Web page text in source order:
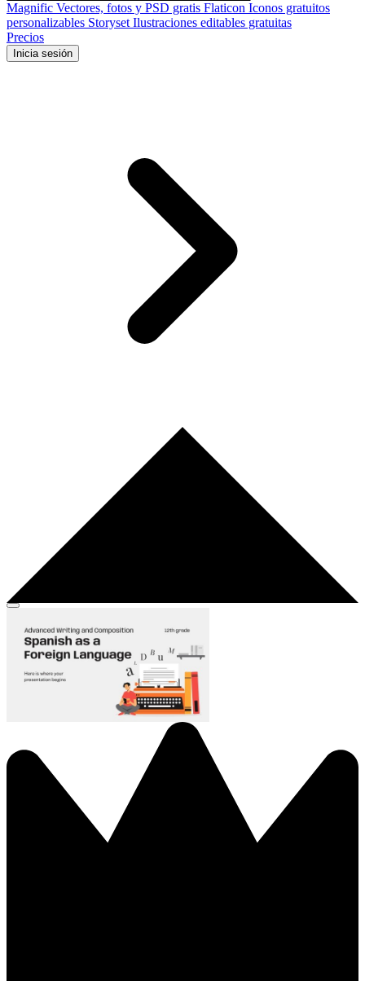
Magnific Vectores, fotos y PSD gratis Flaticon Iconos gratuitos
personalizables Storyset Ilustraciones editables gratuitas
Precios
Inicia sesión